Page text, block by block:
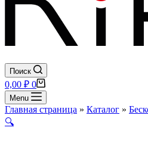
Поиск
Корзина
0,00 ₽ 0
Menu
Главная страница » Каталог »
🔍